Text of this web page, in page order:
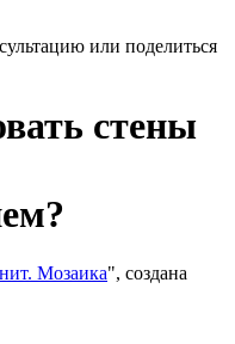
или поделиться
стены
Мозаика", создана